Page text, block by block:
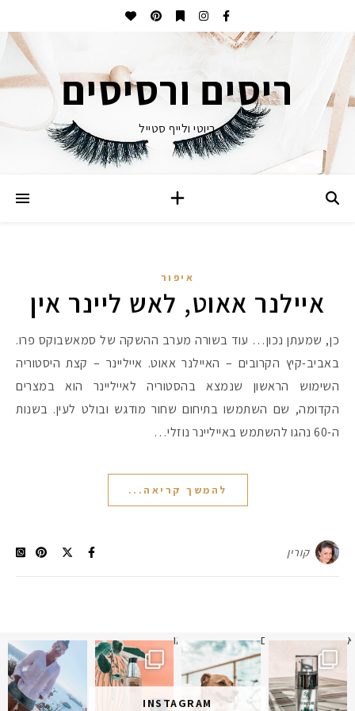
ריסים ורסיסים
ביוטי ולייף סטייל
איפור
איילנר אאוט, לאש ליינר אין
כן, שמעתן נכון… עוד בשורה מערב ההשקה של סמאשבוקס פרו.
באביב-קיץ הקרובים – האיילנר אאוט. אייליינר – קצת היסטוריה
השימוש הראשון שנמצא בהסטוריה לאייליינר הוא במצרים
הקדומה, שם השתמשו בתיחום שחור מודגש ובולט לעין. בשנות
ה-60 נהגו להשתמש באייליינר נוזלי…
להמשך קריאה...
קורין
INSTAGRAM
תמונה כבר חודשיים
איזו אהבתם יותר? הראשונה או